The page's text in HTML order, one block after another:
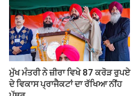
ਮੁੱਖ ਮੰਤਰੀ ਨੇ ਜ਼ੀਰਾ ਵਿਖੇ 87 ਕਰੋੜ ਰੁਪਏ
ਦੇ ਵਿਕਾਸ ਪ੍ਰਾਜੈਕਟਾਂ ਦਾ ਰੱਖਿਆ ਨੀਂਹ